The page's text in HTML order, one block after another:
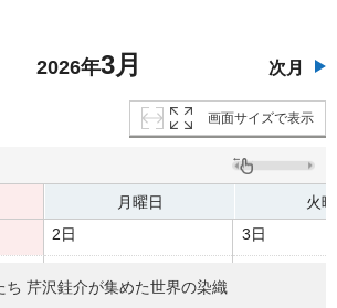
2026年3月 次月
画面サイズで表示
月曜日
火
2日 3日
ち 芹沢銈介が集めた世界の染織